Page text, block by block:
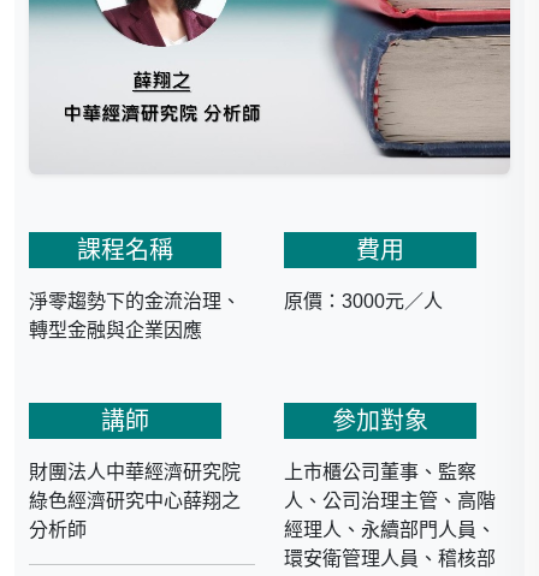
課程名稱
淨零趨勢下的金流治理、
轉型金融與企業因應
費用
原價：3000元／人
講師
財團法人中華經濟研究院
綠色經濟研究中心薛翔之
分析師
參加對象
上市櫃公司董事、監察
人、公司治理主管、高階
經理人、永續部門人員、
環安衛管理人員、稽核部